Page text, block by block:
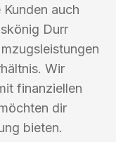
auch
Durr
Wir
finanziellen
dir
bieten.